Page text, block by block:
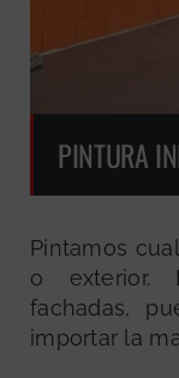
PINTURA
Pintamos
o exterior.
fachadas,
importar la